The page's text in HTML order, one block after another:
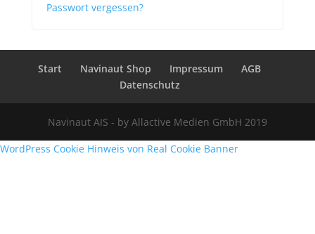
Passwort vergessen?
Start Navinaut Shop Impressum
AGB
Datenschutz
Navinaut AIS - by Allactive Medien GmbH 2019
WordPress Cookie Hinweis von Real Cookie Banner